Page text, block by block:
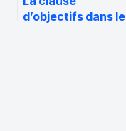
d’objectifs dans le